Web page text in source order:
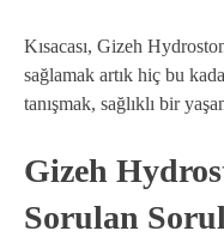
Kısacası, Gizeh
sağlamak artık hiç bu
tanışmak, sağlıklı bir
Gizeh
Sorulan